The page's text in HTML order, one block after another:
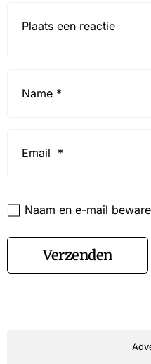
Naam en e-mail
Verzenden